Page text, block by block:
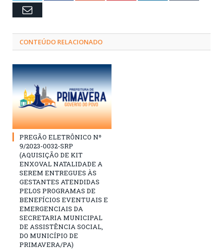
Email
CONTEÚDO RELACIONADO
PREGÃO ELETRÔNICO Nº
9/2023-0032-SRP
(AQUISIÇÃO DE KIT
ENXOVAL NATALIDADE A
SEREM ENTREGUES ÀS
GESTANTES ATENDIDAS
PELOS PROGRAMAS DE
BENEFÍCIOS EVENTUAIS E
EMERGENCIAIS DA
SECRETARIA MUNICIPAL
DE ASSISTÊNCIA SOCIAL,
DO MUNICÍPIO DE
PRIMAVERA/PA)